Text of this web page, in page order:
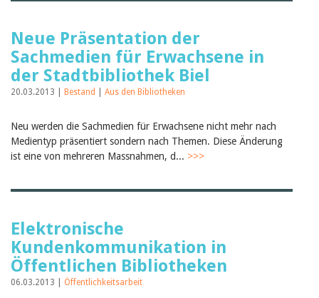
Neue Präsentation der
Sachmedien für Erwachsene in
der Stadtbibliothek Biel
20.03.2013 | Bestand Aus den Bibliotheken
Neu werden die Sachmedien für Erwachsene nicht mehr nach
Medientyp präsentiert sondern nach Themen. Diese Änderung
ist eine von mehreren Massnahmen, d... >>>
Elektronische
Kundenkommunikation in
Öffentlichen Bibliotheken
06.03.2013 | Öffentlichkeitsarbeit